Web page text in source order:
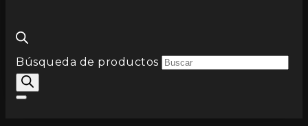
Búsqueda de productos